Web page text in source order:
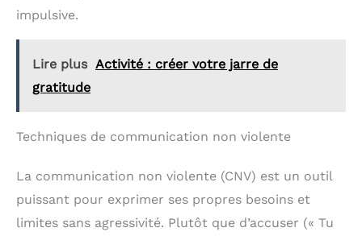
impulsive.
Lire plus Activité : créer votre jarre de
gratitude
Techniques de communication non violente
La communication non violente (CNV) est un outil
puissant pour exprimer ses propres besoins et
limites sans agressivité. Plutôt que d’accuser (« Tu